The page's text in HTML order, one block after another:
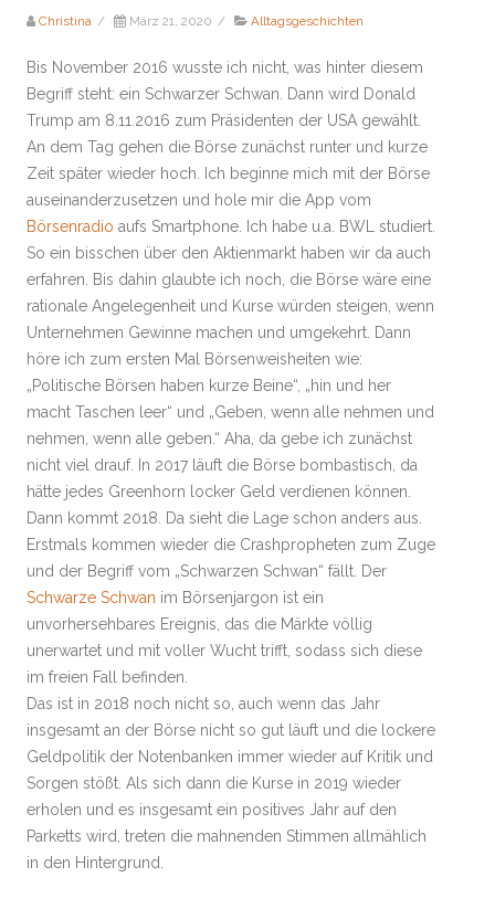
Christina / März 21, 2020 / Alltagsgeschichten
Bis November 2016 wusste ich nicht, was hinter diesem
Begriff steht: ein Schwarzer Schwan. Dann wird Donald
Trump am 8.11.2016 zum Präsidenten der USA gewählt.
An dem Tag gehen die Börse zunächst runter und kurze
Zeit später wieder hoch. Ich beginne mich mit der Börse
auseinanderzusetzen und hole mir die App vom
Börsenradio aufs Smartphone. Ich habe u.a. BWL studiert.
So ein bisschen über den Aktienmarkt haben wir da auch
erfahren. Bis dahin glaubte ich noch, die Börse wäre eine
rationale Angelegenheit und Kurse würden steigen, wenn
Unternehmen Gewinne machen und umgekehrt. Dann
höre ich zum ersten Mal Börsenweisheiten wie:
„Politische Börsen haben kurze Beine“, „hin und her
macht Taschen leer“ und „Geben, wenn alle nehmen und
nehmen, wenn alle geben.“ Aha, da gebe ich zunächst
nicht viel drauf. In 2017 läuft die Börse bombastisch, da
hätte jedes Greenhorn locker Geld verdienen können.
Dann kommt 2018. Da sieht die Lage schon anders aus.
Erstmals kommen wieder die Crashpropheten zum Zuge
und der Begriff vom „Schwarzen Schwan“ fällt. Der
Schwarze Schwan im Börsenjargon ist ein
unvorhersehbares Ereignis, das die Märkte völlig
unerwartet und mit voller Wucht trifft, sodass sich diese
im freien Fall befinden.
Das ist in 2018 noch nicht so, auch wenn das Jahr
insgesamt an der Börse nicht so gut läuft und die lockere
Geldpolitik der Notenbanken immer wieder auf Kritik und
Sorgen stößt. Als sich dann die Kurse in 2019 wieder
erholen und es insgesamt ein positives Jahr auf den
Parketts wird, treten die mahnenden Stimmen allmählich
in den Hintergrund.